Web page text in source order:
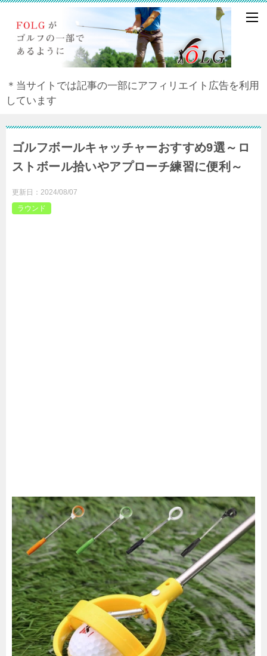
＊当サイトでは記事の一部にアフィリエイト広告を利用
しています
ゴルフボールキャッチャーおすすめ9選～ロ
ストボール拾いやアプローチ練習に便利～
更新日： 2024/08/07
ラウンド